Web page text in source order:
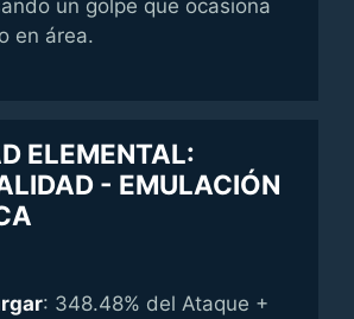
un golpe que ocasiona
en área.
ELEMENTAL:
- EMULACIÓN
: 348.48% del Ataque +